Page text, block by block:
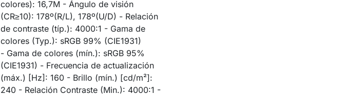
colores): 16,7M - Ángulo de visión
(CR≥10): 178º(R/L), 178º(U/D) - Relación
de contraste (típ.): 4000:1 - Gama de
colores (Typ.): sRGB 99% (CIE1931)
- Gama de colores (mín.): sRGB 95%
(CIE1931) - Frecuencia de actualización
(máx.) [Hz]: 160 - Brillo (mín.) [cd/m²]:
240 - Relación Contraste (Min.): 4000:1 -